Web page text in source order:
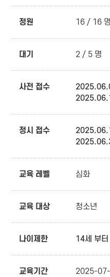
정원 16 / 16 명
대기 2 / 5 명
사전 접수
정시 접수
교육 레벨 심화
교육 대상 청소년
나이제한 14세 부
교육기간 2025-